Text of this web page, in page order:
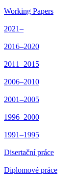
Working Papers
2021–
2016–2020
2011–2015
2006–2010
2001–2005
1996–2000
1991–1995
Disertační práce
Diplomové práce